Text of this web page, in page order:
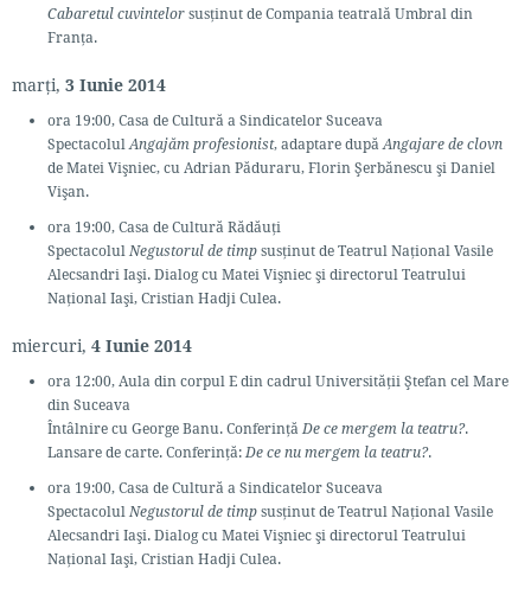
Cabaretul cuvintelor susţinut de Compania teatrală Umbral din
Franţa.
marți, 3 Iunie 2014
ora 19:00, Casa de Cultură a Sindicatelor Suceava
SpectacolulAngajăm profesionist, adaptare dupăAngajare de clovn
de Matei Vişniec, cu Adrian Păduraru, Florin Şerbănescu şi Daniel
Vişan.
ora 19:00, Casa de Cultură Rădăuţi
Spectacolul Negustorul de timp susţinut de Teatrul Naţional Vasile
Alecsandri Iaşi. Dialog cu Matei Vişniec şi directorul Teatrului
Național Iaşi, Cristian Hadji Culea.
miercuri, 4 Iunie 2014
ora 12:00, Aula din corpul E din cadrul Universității Ştefan cel Mare
din Suceava
Întâlnire cu George Banu. Conferinţă De ce mergem la teatru?.
Lansare de carte. Conferinţă: De ce nu mergem la teatru?.
ora 19:00, Casa de Cultură a Sindicatelor Suceava
Spectacolul Negustorul de timp susţinut de Teatrul Naţional Vasile
Alecsandri Iaşi. Dialog cu Matei Vişniec şi directorul Teatrului
Național Iaşi, Cristian Hadji Culea.